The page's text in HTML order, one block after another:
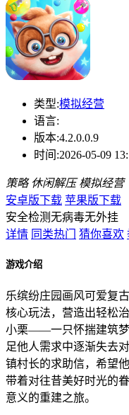
类型:模拟经营
语言:
版本:4.2.0.0.9
时间:2026-05-09
策略 休闲解压 模拟经营
安卓版下载 苹果版下载
安全检测无病毒无外挂
详情 同类热门 猜你喜欢
游戏介绍
乐缤纷庄园画风可爱复
核心玩法，营造出轻松
小栗——一只怀揣建筑梦
足他人需求中逐渐失去
镇村长的求助信，希望
带着对往昔美好时光的
意义的重建之旅。